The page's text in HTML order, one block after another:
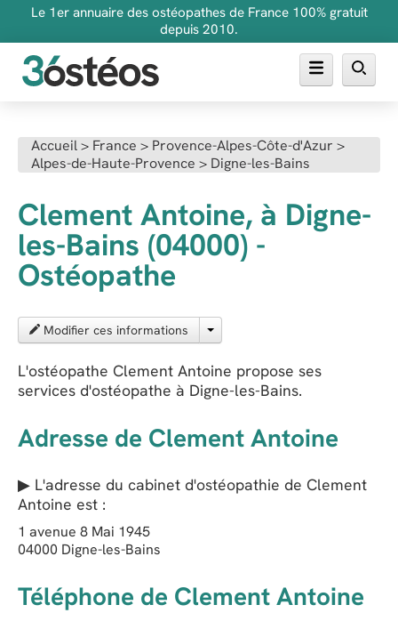
Le 1er annuaire des ostéopathes de France 100% gratuit
depuis 2010.
FAQ
Inscrire son cabinet
Accueil> France > Provence-Alpes-Côte-d'Azur >
Alpes-de-Haute-Provence > Digne-les-Bains
Clement Antoine, à Digne-
les-Bains (04000) -
Ostéopathe
Modifier ces informations
L'ostéopathe Clement Antoine propose ses
services d'ostéopathe à Digne-les-Bains.
Adresse de Clement Antoine
▶ L'adresse du cabinet d'ostéopathie de Clement
Antoine est :
1 avenue 8 Mai 1945
04000 Digne-les-Bains
Téléphone de Clement Antoine